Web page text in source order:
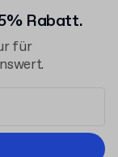
Rabatt.
für